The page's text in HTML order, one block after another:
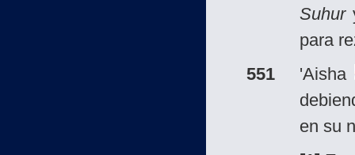
Suhur
para
551
'Aisha
en su